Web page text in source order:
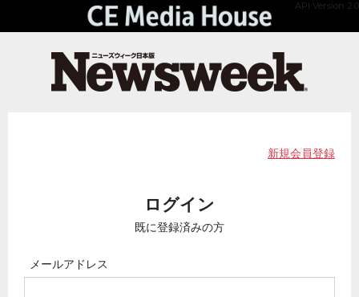
API Version 2.0
新規会員登録
ログイン
既に登録済みの方
メールアドレス